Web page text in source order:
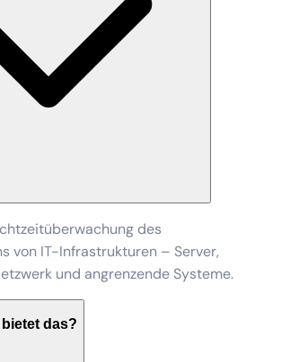
des
von IT-Infrastrukturen – Server,
und angrenzende Systeme.
das?